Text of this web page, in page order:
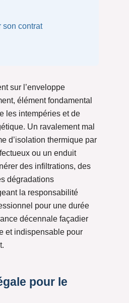
son contrat
sur l’enveloppe
élément fondamental
les intempéries et de
Un ravalement mal
d’isolation thermique par
ou un enduit
des infiltrations, des
dégradations
la responsabilité
pour une durée
décennale façadier
et indispensable pour
pour le